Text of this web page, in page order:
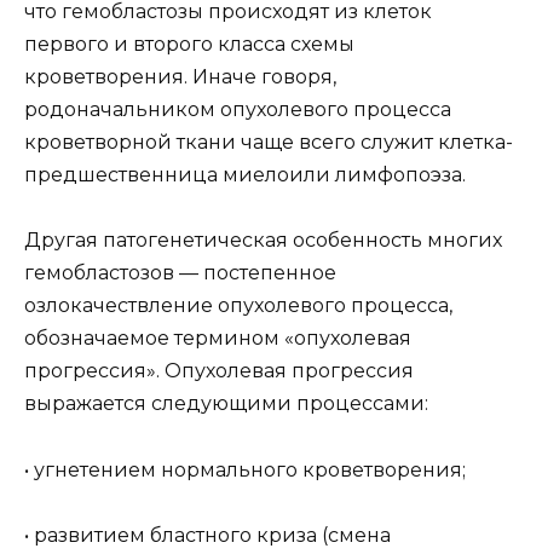
что гемобластозы происходят из клеток
первого и второго класса схемы
кроветворения. Иначе говоря,
родоначальником опухолевого процесса
кроветворной ткани чаще всего служит клетка-
предшественница миелоили лимфопоэза.
Другая патогенетическая особенность многих
гемобластозов — постепенное
озлокачествление опухолевого процесса,
обозначаемое термином «опухолевая
прогрессия». Опухолевая прогрессия
выражается следующими процессами:
• угнетением нормального кроветворения;
• развитием бластного криза (смена